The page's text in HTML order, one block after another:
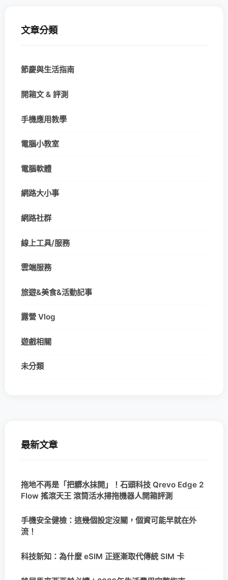
文章分類
節慶與生活指南
開箱文 & 評測
手機應用教學
電腦小教室
電腦軟體
網路大小事
網路社群
線上工具/服務
雲端服務
旅遊&美食&活動記事
露營 Vlog
遊戲相關
未分類
最新文章
拖地不再是「把髒水抹開」！石頭科技 Qrevo Edge 2
Flow 搖滾天王 滾筒活水掃拖機器人開箱評測
手機安全健檢：這幾個設定沒關，個資可能早就在外
流！
科技新知：為什麼 eSIM 正逐漸取代傳統 SIM 卡